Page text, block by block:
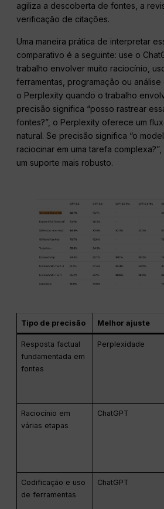
agiliza a descoberta de fontes, a
verificação de citações.
Uma maneira prática de interpretar
comparativo é a seguinte: use o
trabalho envolver muito raciocínio,
ferramentas, programação ou
o Perplexity quando o trabalho
precisão significa “posso rastrear
fontes?”, o Perplexity oferece um
natural. Se precisão significa “o
raciocinar em uma tarefa
um suporte mais robusto.
Tipo de precisão Melhor ajuste
Resposta factual
fundamentada em
fontes
Perplexidade
Raciocínio em
várias etapas
ChatGPT
Codificação e uso
de ferramentas
ChatGPT